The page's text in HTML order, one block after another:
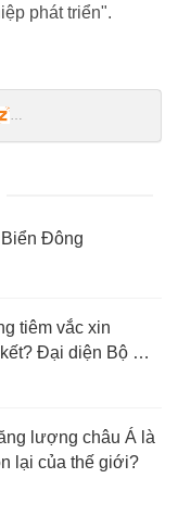
phát triển".
Đông
tiêm vắc xin
Đại diện Bộ Y
lượng châu Á là
lại của thế giới?